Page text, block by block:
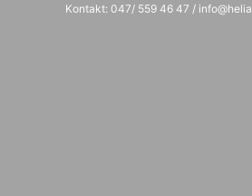
Kontakt: 047/ 559 46 47 /